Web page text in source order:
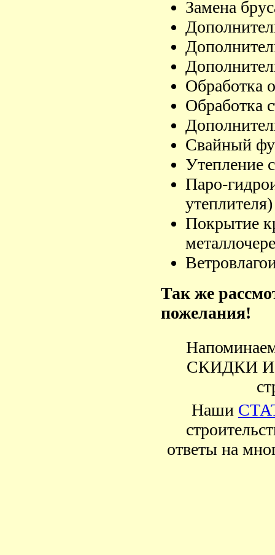
Замена
Обработка
Обработка
Свайный
Утепление
Паро-
утеплителя)
Покрытие
Так же
пожелания!
СКИДКИ И
Наши
ответы на